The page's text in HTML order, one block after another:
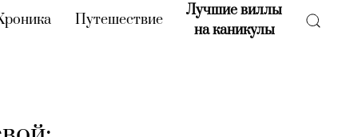
(current)
Путешествие(current)
Лучшие виллы
на каникулы(current)